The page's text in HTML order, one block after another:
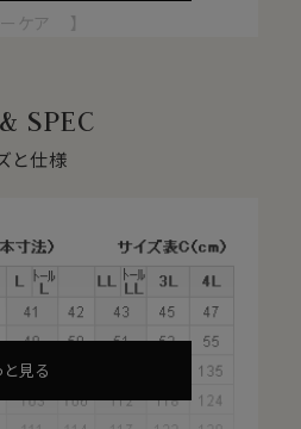
ケア 】
技術により身体の熱を吸い
多く用いられますが、この
％ですが、この生地は糸
なく、特殊な技術で撚るこ
。
めしたい涼感素材です。
SPEC
と仕様
と見る